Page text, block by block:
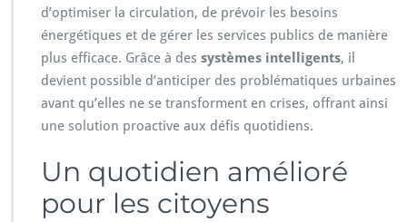
d’optimiser la circulation, de prévoir les besoins
énergétiques et de gérer les services publics de manière
plus efficace. Grâce à des systèmes intelligents, il
devient possible d’anticiper des problématiques urbaines
avant qu’elles ne se transforment en crises, offrant ainsi
une solution proactive aux défis quotidiens.
Un quotidien amélioré
pour les citoyens